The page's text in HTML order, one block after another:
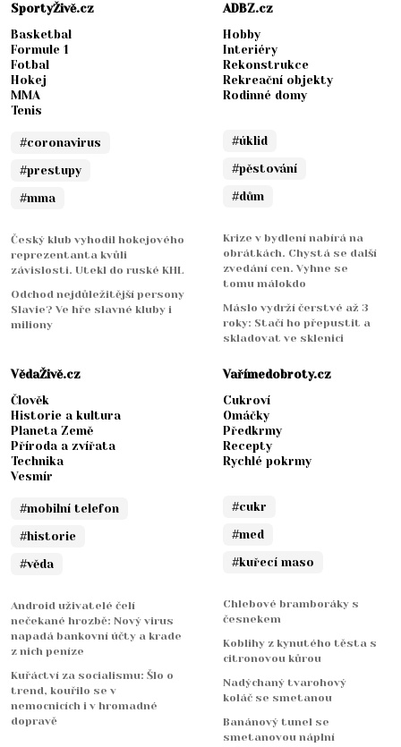
SportyŽivě.cz
Basketbal
Formule 1
Fotbal
Hokej
MMA
Tenis
#coronavirus
#prestupy
#mma
Český klub vyhodil hokejového
reprezentanta kvůli
závislosti. Utekl do ruské KHL
Odchod nejdůležitější persony
Slavie? Ve hře slavné kluby i
miliony
ADBZ.cz
Hobby
Interiéry
Rekonstrukce
Rekreační objekty
Rodinné domy
#úklid
#pěstování
#dům
Krize v bydlení nabírá na
obrátkách. Chystá se další
zvedání cen. Vyhne se
tomu málokdo
Máslo vydrží čerstvé až 3
roky: Stačí ho přepustit a
skladovat ve sklenici
VědaŽivě.cz
Člověk
Historie a kultura
Planeta Země
Příroda a zvířata
Technika
Vesmír
#mobilní telefon
#historie
#věda
Android uživatelé čelí
nečekané hrozbě: Nový virus
napadá bankovní účty a krade
z nich peníze
Kuřáctví za socialismu: Šlo o
trend, kouřilo se v
nemocnicích i v hromadné
dopravě
Vařímedobroty.cz
Cukroví
Omáčky
Předkrmy
Recepty
Rychlé pokrmy
#cukr
#med
#kuřecí maso
Chlebové bramboráky s
česnekem
Koblihy z kynutého těsta s
citronovou kůrou
Nadýchaný tvarohový
koláč se smetanou
Banánový tunel se
smetanovou náplní